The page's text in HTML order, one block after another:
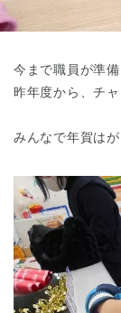
今まで職員が準
昨年度から、チ
みんなで年賀は